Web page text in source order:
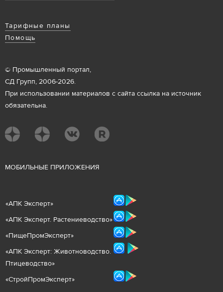
Тарифные планы
Помощь
© Промышленный портал,
СД Групп, 2006-2026.
При использовании материалов с сайта ссылка на источник
обязательна.
МОБИЛЬНЫЕ ПРИЛОЖЕНИЯ
«АПК Эксперт»
«АПК Эксперт. Растениеводство»
«ПищеПромЭксперт»
«АПК Эксперт: Животноводство.
Птицеводство»
«СтройПромЭксперт»